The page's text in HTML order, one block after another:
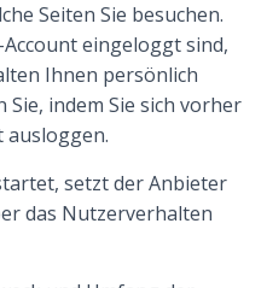
Seiten Sie besuchen.
eingeloggt sind,
Ihnen persönlich
indem Sie sich vorher
ausloggen.
setzt der Anbieter
das Nutzerverhalten